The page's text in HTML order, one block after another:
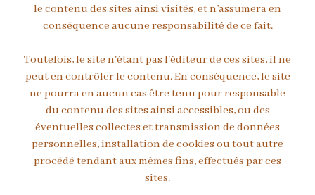
le contenu des sites ainsi visités, et n’assumera en
conséquence aucune responsabilité de ce fait.
Toutefois, le site n'étant pas l'éditeur de ces sites, il ne
peut en contrôler le contenu. En conséquence, le site
ne pourra en aucun cas être tenu pour responsable
du contenu des sites ainsi accessibles, ou des
éventuelles collectes et transmission de données
personnelles, installation de cookies ou tout autre
procédé tendant aux mêmes fins, effectués par ces
sites.